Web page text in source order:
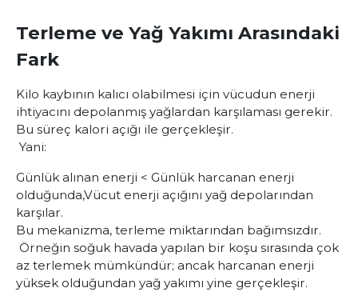
Terleme ve Yağ Yakımı Arasındaki
Fark
Kilo kaybının kalıcı olabilmesi için vücudun enerji
ihtiyacını depolanmış yağlardan karşılaması gerekir.
Bu süreç kalori açığı ile gerçekleşir.
Yani:
Günlük alınan enerji < Günlük harcanan enerji
olduğunda,Vücut enerji açığını yağ depolarından
karşılar.
Bu mekanizma, terleme miktarından bağımsızdır.
Örneğin soğuk havada yapılan bir koşu sırasında çok
az terlemek mümkündür; ancak harcanan enerji
yüksek olduğundan yağ yakımı yine gerçekleşir.